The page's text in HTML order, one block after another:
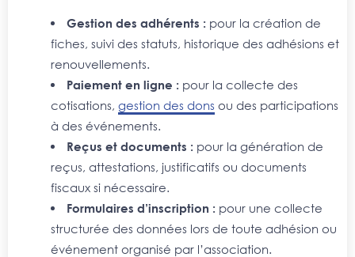
Gestion des adhérents : pour la création de
fiches, suivi des statuts, historique des adhésions et
renouvellements.
Paiement en ligne : pour la collecte des
cotisations, gestion des dons ou des participations
à des événements.
Reçus et documents : pour la génération de
reçus, attestations, justificatifs ou documents
fiscaux si nécessaire.
Formulaires d’inscription : pour une collecte
structurée des données lors de toute adhésion ou
événement organisé par l’association.